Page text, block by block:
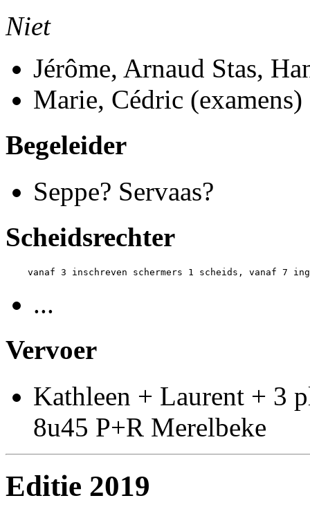
Niet
Jérôme, Arnaud Stas,
Marie, Cédric (examens)
Begeleider
Seppe? Servaas?
Scheidsrechter
...
Vervoer
Kathleen + Laurent + 3
8u45 P+R Merelbeke
Editie 2019